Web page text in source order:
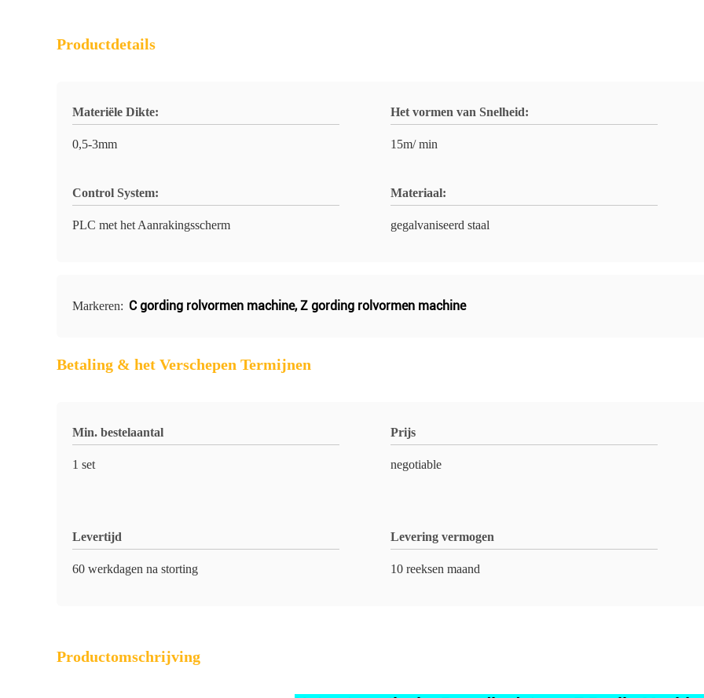
Productdetails
Materiële Dikte:
0,5-3mm
Het vormen van Snelheid:
15m/ min
Control System:
PLC met het Aanrakingsscherm
Materiaal:
gegalvaniseerd staal
Markeren: C gording rolvormen machine,Z gording rolvormen machine
Betaling & het Verschepen Termijnen
Min. bestelaantal
1 set
Prijs
negotiable
Levertijd
60 werkdagen na storting
Levering vermogen
10 reeksen maand
Productomschrijving